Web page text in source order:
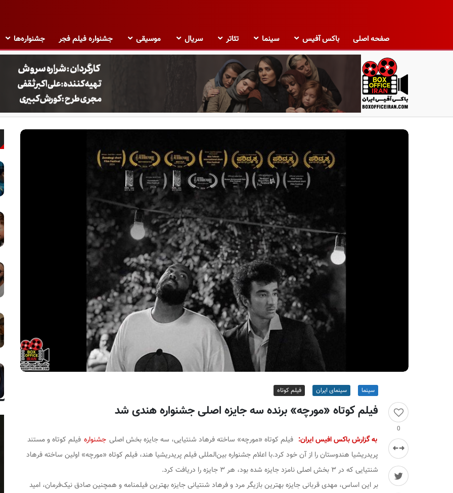
صفحه اصلی باکس آفیس سینما تئاتر سریال موسیقی جشنواره فیلم فجر جشنواره‌ها
ب
ک
0
سینما سینمای ایران فیلم کوتاه
فیلم کوتاه «مورچه» برنده سه جایزه اصلی جشنواره هندی شد
به گزارش باکس افیس ایران: فیلم کوتاه «مورچه» ساخته فرهاد شنتیایی، سه جایزه بخش اصلی جشنواره فیلم کوتاه و مستند
پریدریشیا هندوستان را از آن خود کرد.با اعلام جشنواره بین‌المللی فیلم پریدریشیا هند، فیلم کوتاه «مورچه» اولین ساخته فرهاد
شنتیایی که در ۳ بخش اصلی نامزد جایزه شده بود، هر ۳ جایزه را دریافت کرد.
بر این اساس، مهدی قربانی جایزه بهترین بازیگر مرد و فرهاد شنتیانی جایزه بهترین فیلمنامه و همچنین صادق نیک‌فرمان‎، امید